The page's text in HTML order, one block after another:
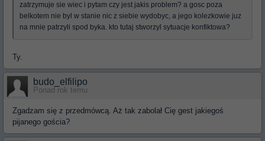
zatrzymuje sie wiec i pytam czy jest jakis problem? a gosc poza
belkotem nie byl w stanie nic z siebie wydobyc, a jego kolezkowie juz
na mnie patrzyli spod byka. kto tutaj stworzyl sytuacje konfiktowa?
Ty.
budo_elfilipo
Ponad rok temu
Zgadzam się z przedmówcą. Aż tak zabolał Cię gest jakiegoś
pijanego gościa?